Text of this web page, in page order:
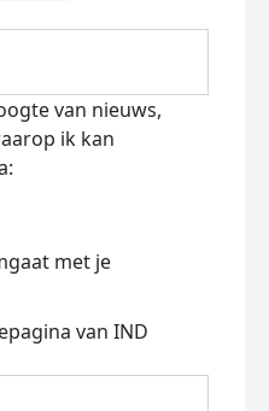
van nieuws,
ik kan
met je
van IND